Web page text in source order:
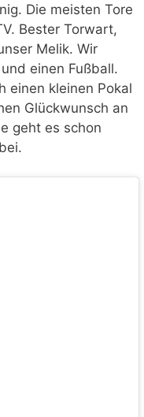
Die meisten Tore
Bester Torwart,
Melik. Wir
einen Fußball.
einen kleinen Pokal
Glückwunsch an
geht es schon